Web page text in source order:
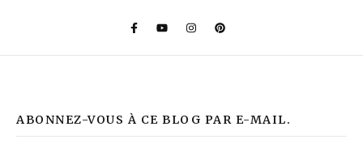
ABONNEZ-VOUS À CE BLOG PAR E-MAIL.